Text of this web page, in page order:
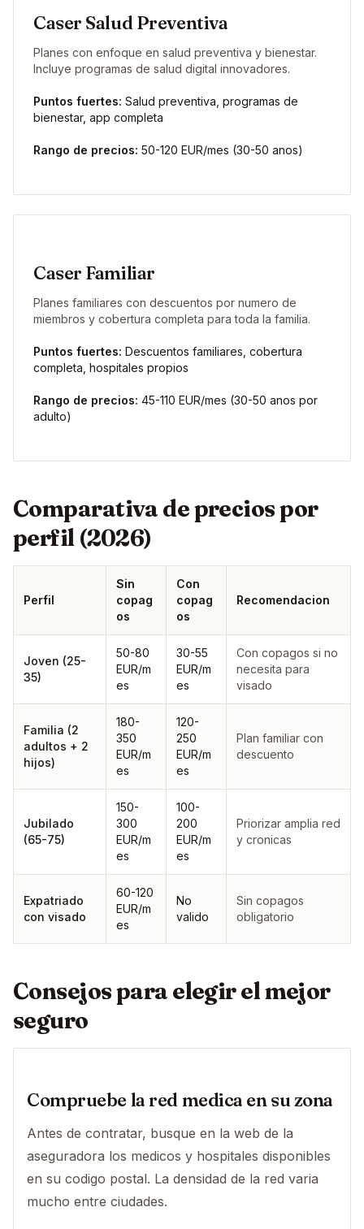
Caser Salud Preventiva
Planes con enfoque en salud preventiva y bienestar.
Incluye programas de salud digital innovadores.
Puntos fuertes: Salud preventiva, programas de
bienestar, app completa
Rango de precios: 50-120 EUR/mes (30-50 anos)
Caser Familiar
Planes familiares con descuentos por numero de
miembros y cobertura completa para toda la familia.
Puntos fuertes: Descuentos familiares, cobertura
completa, hospitales propios
Rango de precios: 45-110 EUR/mes (30-50 anos por
adulto)
Comparativa de precios por
perfil (2026)
Perfil
Sin
copag
os
Con
copag
os
Recomendacion
Joven (25-
35)
50-80
EUR/m
es
30-55
EUR/m
es
Con copagos si no
necesita para
visado
Familia (2
adultos + 2
hijos)
180-
350
EUR/m
es
120-
250
EUR/m
es
Plan familiar con
descuento
Jubilado
(65-75)
150-
300
EUR/m
es
100-
200
EUR/m
es
Priorizar amplia red
y cronicas
Expatriado
con visado
60-120
EUR/m
es
No
valido
Sin copagos
obligatorio
Consejos para elegir el mejor
seguro
Compruebe la red medica en su zona
Antes de contratar, busque en la web de la
aseguradora los medicos y hospitales disponibles
en su codigo postal. La densidad de la red varia
mucho entre ciudades.